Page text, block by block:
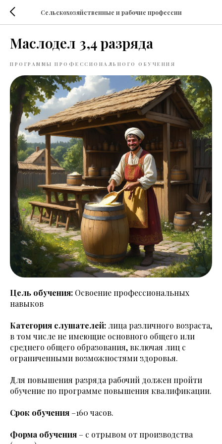
Сельскохозяйственные и рабочие профессии
Маслодел 3,4 разряда
ПРОГРАММЫ ПРОФЕССИОНАЛЬНОГО ОБУЧЕНИЯ
Цель обучения: Освоение профессиональных
навыков
Категория слушателей: лица различного возраста,
в том числе не имеющие основного общего или
среднего общего образования, включая лиц с
ограниченными возможностями здоровья.
Для повышения разряда рабочий должен пройти
обучение по программе повышения квалификации.
Срок обучения –160 часов.
Форма обучения – с отрывом от производства